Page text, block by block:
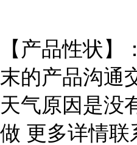
【产品性状】
末的产品沟通
天气原因是没
做 更多详情联